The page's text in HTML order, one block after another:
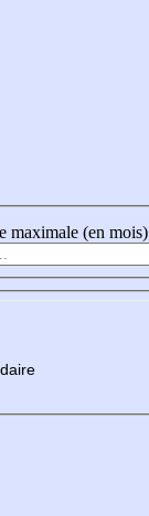
maximale (en mois)